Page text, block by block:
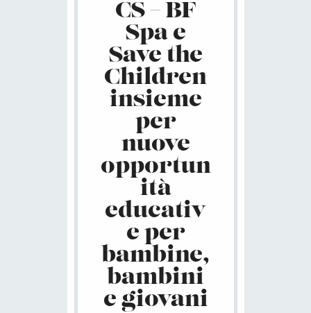
CS – BF
Spa e
Save the
Children
insieme
per
nuove
opportun
ità
educativ
e per
bambine,
bambini
e giovani